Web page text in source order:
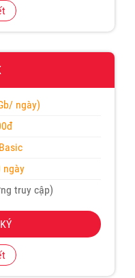
ngày)
truy cập)